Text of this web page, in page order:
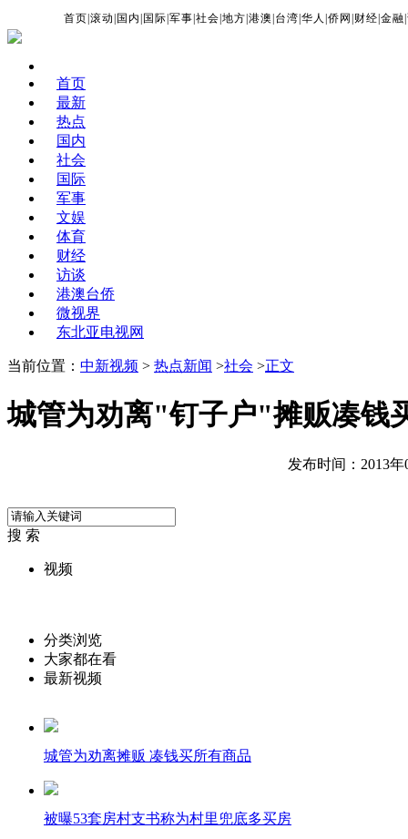
首页 |滚动 国内 国际 |军事 |社会 |地方 |港澳 台湾 |华人 |侨网 财经 |金融 |
首页
最新
热点
国内
社会
国际
军事
文娱
体育
财经
访谈
港澳台侨
微视界
东北亚电视网
当前位置： 中新视频 > 热点新闻 >社会 >正文
城管为劝离"钉子户"摊贩凑钱
发布时间：2013年
搜 索
视频
分类浏览
大家都在看
最新视频
城管为劝离摊贩 凑钱买所有商品
被曝53套房村支书称为村里兜底多买房